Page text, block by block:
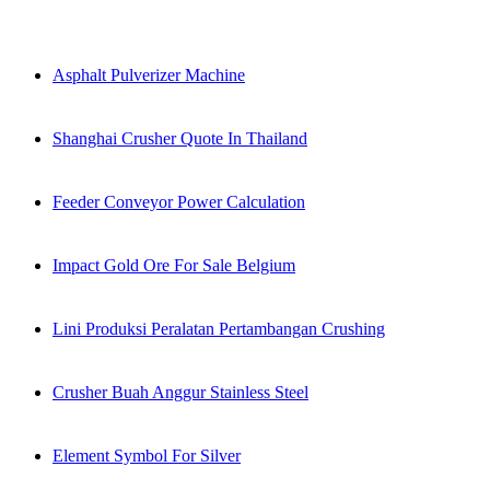
Asphalt Pulverizer Machine
Shanghai Crusher Quote In Thailand
Feeder Conveyor Power Calculation
Impact Gold Ore For Sale Belgium
Lini Produksi Peralatan Pertambangan Crushing
Crusher Buah Anggur Stainless Steel
Element Symbol For Silver